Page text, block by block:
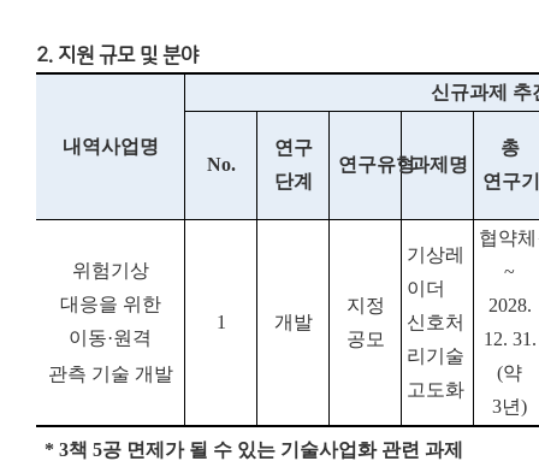
2. 지원 규모 및 분야
내역사업명
신규과제 추
No.
연구
단계
연구유형과제명
총
연구
위험기상
대응을 위한
이동·원격
관측 기술 개발
1 개발
지정
공모
기상레
이더
신호처
리기술
고도화
협약
~
2028.
12. 31.
(약
3년)
* 3책 5공 면제가 될 수 있는 기술사업화 관련 과제